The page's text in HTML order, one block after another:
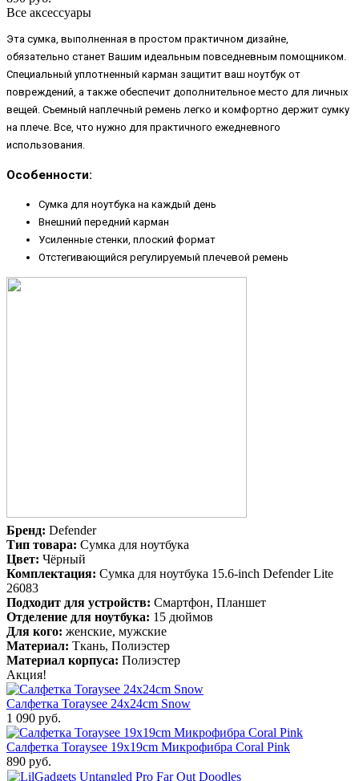
Все аксессуары
Эта сумка, выполненная в простом практичном дизайне,
обязательно станет Вашим идеальным повседневным помощником.
Специальный уплотненный карман защитит ваш ноутбук от
повреждений, а также обеспечит дополнительное место для личных
вещей. Съемный наплечный ремень легко и комфортно держит сумку
на плече. Все, что нужно для практичного ежедневного
использования.
Особенности:
Сумка для ноутбука на каждый день
Внешний передний карман
Усиленные стенки, плоский формат
Отстегивающийся регулируемый плечевой ремень
Бренд: Defender
Тип товара: Сумка для ноутбука
Цвет: Чёрный
Комплектация: Сумка для ноутбука 15.6-inch Defender Lite
26083
Подходит для устройств: Смартфон, Планшет
Отделение для ноутбука: 15 дюймов
Для кого: женские, мужские
Материал: Ткань, Полиэстер
Материал корпуса: Полиэстер
Акция!
Салфетка Toraysee 24x24cm Snow
1 090 руб.
Салфетка Toraysee 19x19cm Микрофибра Coral Pink
890 руб.